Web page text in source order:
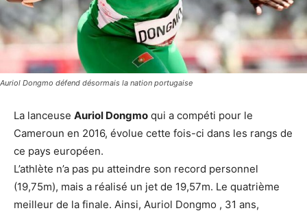
Auriol Dongmo défend désormais la nation portugaise
La lanceuse Auriol Dongmo qui a compéti pour le
Cameroun en 2016, évolue cette fois-ci dans les rangs de
ce pays européen.
L’athlète n’a pas pu atteindre son record personnel
(19,75m), mais a réalisé un jet de 19,57m. Le quatrième
meilleur de la finale. Ainsi, Auriol Dongmo , 31 ans,